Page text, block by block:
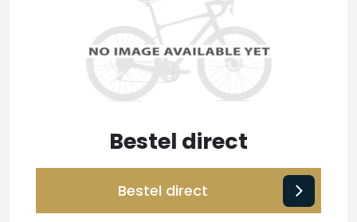
Bestel direct
Bestel direct